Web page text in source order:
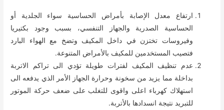
ارتفاع معدل الإصابة بأمراض الحساسية سواء الجلدية أو
الحساسية الصدرية والجهاز التنفسي، بسبب وجود بكتيريا
وفيروسات تختزن في داخل المكيف وتضخ مع الهواء البارد
فتصيب المستخدمين للمكيف بالأمراض المتنوعة.
عدم تنظيف المكيف لفترات طويلة تؤدي الى تراكم الاتربة
بداخلة مما يزيد من سخونة وحرارة الجهاز الأمر الذي يدفعه الى
استهلاك كهرباء اعلى واقوى للتغلب على ضعف حركة الموتور
للتبريد نتيجة انسدادها بالأتربة.